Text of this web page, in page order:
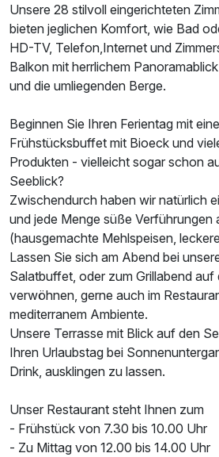
Für 8 Tage
Doppelzimmer Standard
2 Erwachsene und 1 Kind
Unsere 28 stilvoll eingerichteten
bieten jeglichen Komfort, wie Bad
HD-TV, Telefon,Internet und
Balkon mit herrlichem
und die umliegenden Berge.
Beginnen Sie Ihren Ferientag mit
Frühstücksbuffet mit Bioeck und
Produkten - vielleicht sogar schon
Seeblick?
Zwischendurch haben wir natürlich
und jede Menge süße Verführungen
(hausgemachte Mehlspeisen,
Lassen Sie sich am Abend bei
Salatbuffet, oder zum Grillabend auf
verwöhnen, gerne auch im
mediterranem Ambiente.
Unsere Terrasse mit Blick auf den
Ihren Urlaubstag bei
Drink, ausklingen zu lassen.
Unser Restaurant steht Ihnen zum
- Frühstück von 7.30 bis 10.00 Uhr
- Zu Mittag von 12.00 bis 14.00 Uhr